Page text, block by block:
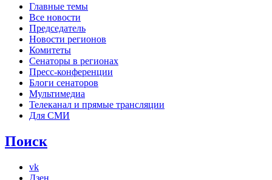
Главные темы
Все новости
Председатель
Новости регионов
Комитеты
Сенаторы в регионах
Пресс-конференции
Блоги сенаторов
Мультимедиа
Телеканал и прямые трансляции
Для СМИ
Поиск
vk
Дзен